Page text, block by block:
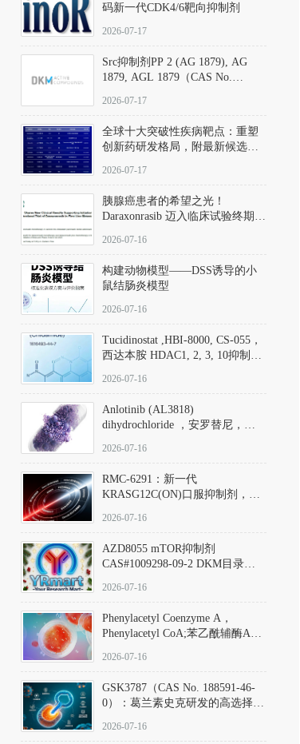
ROCK2的解离常数（Ki）分别为
140 nM和300 nM；在众多丝氨酸/
中，其靶向ROCK的选择性超过
200倍，凸显出优异的分子特异
码新一代CDK4/6靶向抑制剂
2026-07-17
Src抑制剂PP 2 (AG 1879), AG
1879, AGL 1879（CAS No.
应用指南
2026-07-17
全球十大突破性疾病靶点：重塑
创新药研发格局，附最新候选分
2026-07-17
胰腺癌患者的希望之光！
Daraxonrasib 迈入临床试验终期阶
2026-07-16
构建动物模型——DSS诱导的小
鼠结肠炎模型
2026-07-16
Tucidinostat ,HBI-8000, CS-055，
西达本胺 HDAC1, 2, 3, 10抑制剂
D808567) - DKM活性分子
2026-07-16
Anlotinib (AL3818)
dihydrochloride ，安罗替尼，
Hydrochloride实验方法步骤SOP
2026-07-16
RMC-6291：新一代
KRASG12C(ON)口服抑制剂，
(Elironrasib)CAS#2641998-63-0
2026-07-16
AZD8055 mTOR抑制剂
CAS#1009298-09-2 DKM目录号
激酶抑制剂的深度剖析
2026-07-16
Phenylacetyl Coenzyme A，
Phenylacetyl CoA;苯乙酰辅酶A
2026-07-16
GSK3787（CAS No. 188591-46-
0）：葛兰素史克研发的高选择
抗剂，被广泛视为研究PPARδ核
2026-07-16